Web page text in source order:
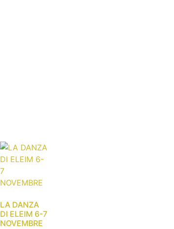
LA DANZA
DI ELEIM 6-7
NOVEMBRE